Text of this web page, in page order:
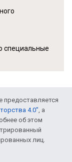
специальные
предоставляется
4.0" , а
об этом
лиц.